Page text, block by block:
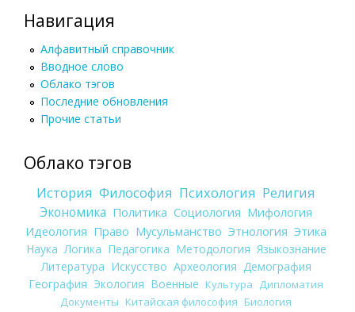
Навигация
Алфавитный справочник
Вводное слово
Облако тэгов
Последние обновления
Прочие статьи
Облако тэгов
История Философия Психология Религия
Экономика Политика Социология Мифология
Идеология Право Мусульманство Этнология Этика
Наука Логика Педагогика Методология Языкознание
Литература Искусство Археология Демография
География Экология Военные Культура
Дипломатия
Документы Китайская философия Биология